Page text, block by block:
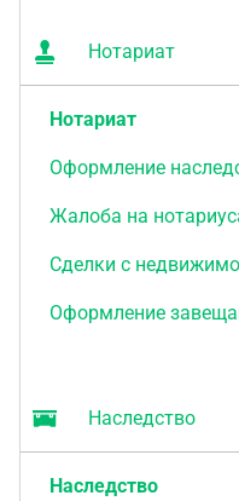
Нотариат
Нотариат
Оформление
Жалоба на
Сделки с
Оформление
Наследство
Наследство